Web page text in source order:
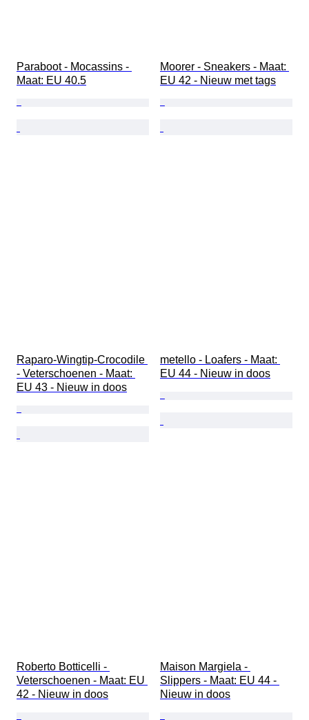
Paraboot - Mocassins -
Maat: EU 40.5
Moorer - Sneakers - Maat:
EU 42 - Nieuw met tags
Raparo-Wingtip-Crocodile
- Veterschoenen - Maat:
EU 43 - Nieuw in doos
metello - Loafers - Maat:
EU 44 - Nieuw in doos
Roberto Botticelli -
Veterschoenen - Maat: EU
42 - Nieuw in doos
Maison Margiela -
Slippers - Maat: EU 44 -
Nieuw in doos